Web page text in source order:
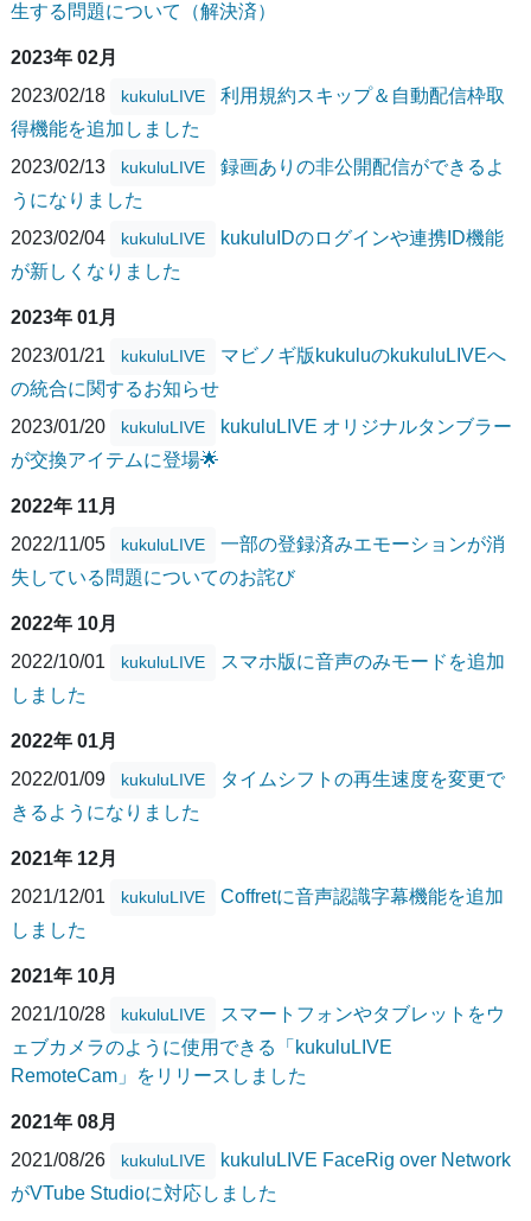
生する問題について（解決済）
2023年 02月
2023/02/18
kukuluLIVE
利用規約スキップ＆自動配信枠取
得機能を追加しました
2023/02/13
kukuluLIVE
録画ありの非公開配信ができるよ
うになりました
2023/02/04
kukuluLIVE
kukuluIDのログインや連携ID機能
が新しくなりました
2023年 01月
2023/01/21
kukuluLIVE
マビノギ版kukuluのkukuluLIVEへ
の統合に関するお知らせ
2023/01/20
kukuluLIVE
kukuluLIVE オリジナルタンブラー
が交換アイテムに登場🌟
2022年 11月
2022/11/05
kukuluLIVE
一部の登録済みエモーションが消
失している問題についてのお詫び
2022年 10月
2022/10/01
kukuluLIVE
スマホ版に音声のみモードを追加
しました
2022年 01月
2022/01/09
kukuluLIVE
タイムシフトの再生速度を変更で
きるようになりました
2021年 12月
2021/12/01
kukuluLIVE
Coffretに音声認識字幕機能を追加
しました
2021年 10月
2021/10/28
kukuluLIVE
スマートフォンやタブレットをウ
ェブカメラのように使用できる「kukuluLIVE
RemoteCam」をリリースしました
2021年 08月
2021/08/26
kukuluLIVE
kukuluLIVE FaceRig over Network
がVTube Studioに対応しました